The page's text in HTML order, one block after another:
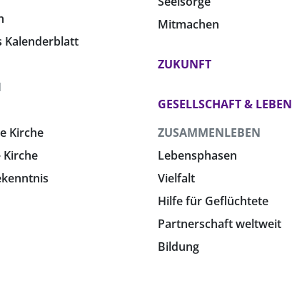
Kalenderblatt
Kirche
Kirche
Mitmachen
ZUKUNFT
GESELLSCHAFT & LEBEN
ZUSAMMENLEBEN
Lebensphasen
Vielfalt
Hilfe für Geflüchtete
Partnerschaft weltweit
Bildung